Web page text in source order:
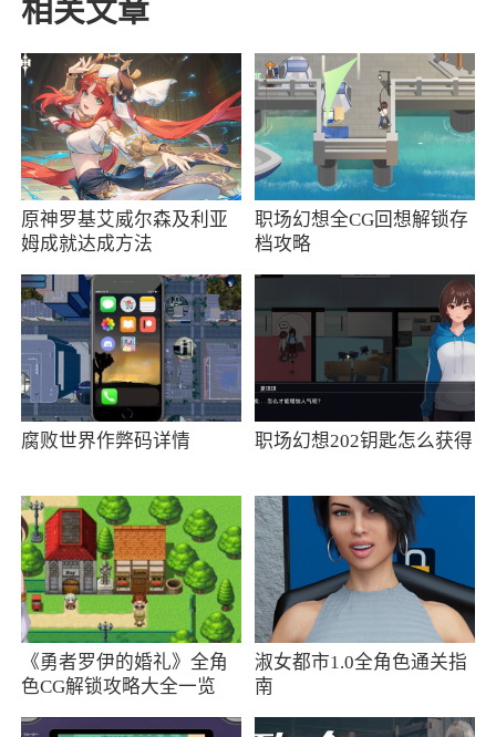
取方式，如二维码扫描、下载链接等等。用户可
以根据自己的设备和喜好进行选择
2、软件涵盖市面上的多个元素，可以了解最
新的游戏资讯，，无需用户花费一分钱就能搞
定，高质量皮肤天天领
相关文章
原神罗基艾威尔森及利亚
姆成就达成方法
职场幻想全CG回想解锁存
档攻略
腐败世界作弊码详情 职场幻想202钥匙怎么获得
《勇者罗伊的婚礼》全角
色CG解锁攻略大全一览
淑女都市1.0全角色通关指
南